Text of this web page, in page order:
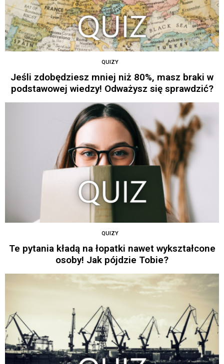
QUIZY
Jeśli zdobędziesz mniej niż 80%, masz braki w
podstawowej wiedzy! Odważysz się sprawdzić?
QUIZY
Te pytania kładą na łopatki nawet wykształcone
osoby! Jak pójdzie Tobie?